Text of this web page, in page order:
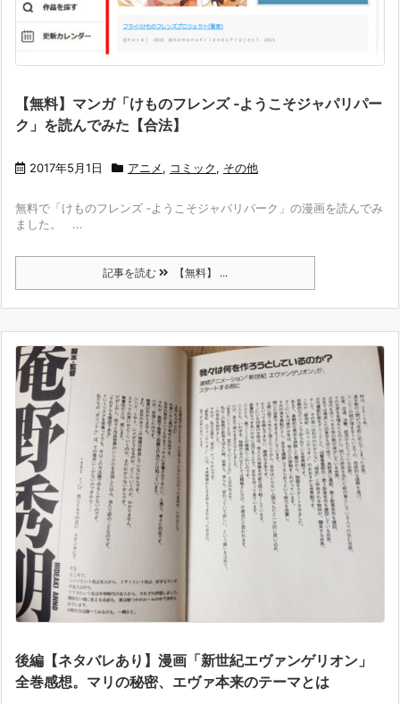
【無料】マンガ「けものフレンズ ‐ようこそジャパリパー
ク」を読んでみた【合法】
2017年5月1日 アニメ, コミック, その他
無料で「けものフレンズ ‐ようこそジャパリパーク」の漫画を読んでみ
ました。 ...
記事を読む 【無料】 ...
後編【ネタバレあり】漫画「新世紀エヴァンゲリオン」
全巻感想。マリの秘密、エヴァ本来のテーマとは